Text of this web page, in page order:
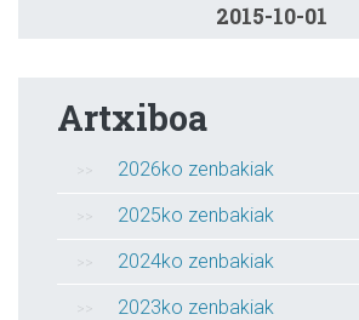
2015-10-01
Artxiboa
2026ko zenbakiak
2025ko zenbakiak
2024ko zenbakiak
2023ko zenbakiak